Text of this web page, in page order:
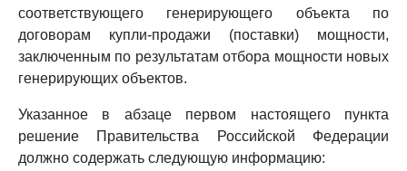
соответствующего генерирующего объекта по
договорам купли-продажи (поставки) мощности,
заключенным по результатам отбора мощности новых
генерирующих объектов.
Указанное в абзаце первом настоящего пункта
решение Правительства Российской Федерации
должно содержать следующую информацию: